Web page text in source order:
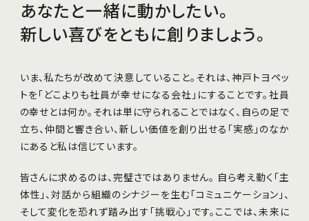
あなたと一緒に動かしたい。
新しい喜びをともに創りましょう。
いま、私たちが改めて決意していること。それは、神戸トヨペッ
トを「どこよりも社員が幸せになる会社」にすることです。社員
の幸せとは何か。それは単に守られることではなく、自らの足で
立ち、仲間と響き合い、新しい価値を創り出せる「実感」のなか
にあると私は信じています。
皆さんに求めるのは、完璧さではありません。 自ら考え動く「主
体性」、対話から組織のシナジーを生む「コミュニケーション」、
そして変化を恐れず踏み出す「挑戦心」です。ここでは、未来に